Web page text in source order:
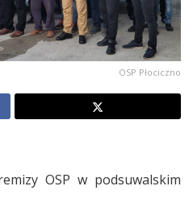
OSP Płociczno
OSP w podsuwalskim